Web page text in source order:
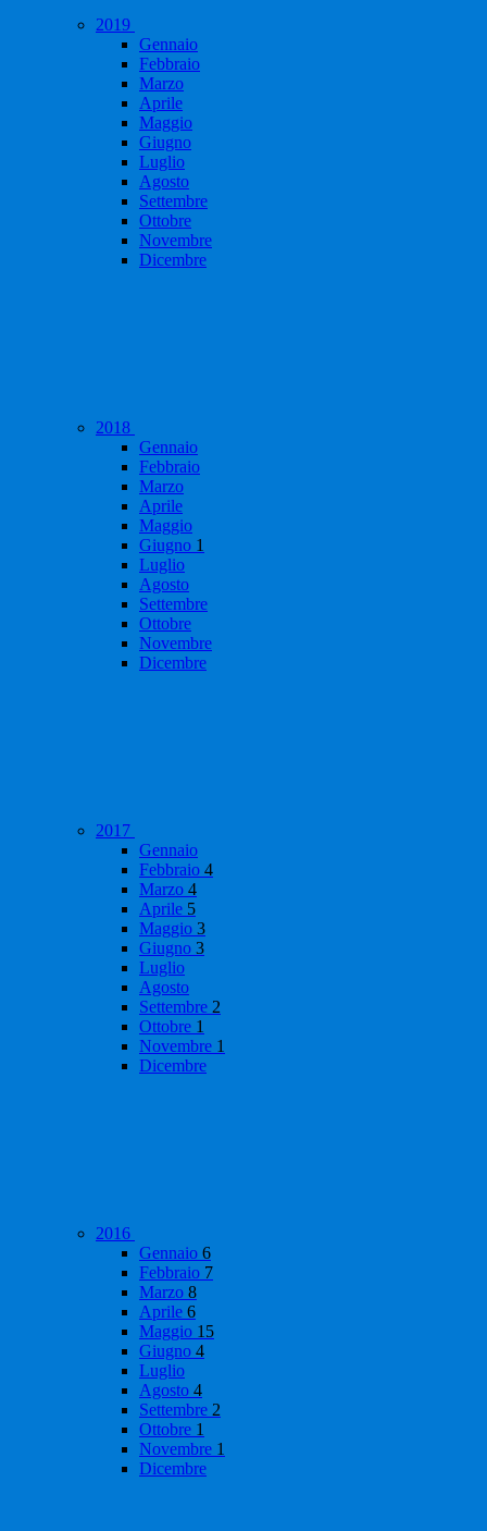
2019
Gennaio
Febbraio
Marzo
Aprile
Maggio
Giugno
Luglio
Agosto
Settembre
Ottobre
Novembre
Dicembre
2018
Gennaio
Febbraio
Marzo
Aprile
Maggio
Giugno 1
Luglio
Agosto
Settembre
Ottobre
Novembre
Dicembre
2017
Gennaio
Febbraio 4
Marzo 4
Aprile 5
Maggio 3
Giugno 3
Luglio
Agosto
Settembre 2
Ottobre 1
Novembre 1
Dicembre
2016
Gennaio 6
Febbraio 7
Marzo 8
Aprile 6
Maggio 15
Giugno 4
Luglio
Agosto 4
Settembre 2
Ottobre 1
Novembre 1
Dicembre